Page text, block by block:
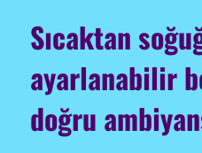
Sıcaktan
ayarlanabilir
doğru